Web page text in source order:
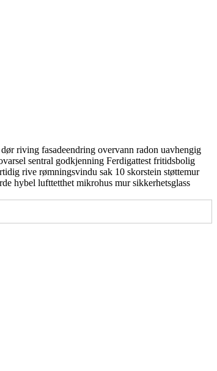
dørriving fasadeendring overvann radon uavhengig
sentral godkjenning Ferdigattest fritidsbolig
rive rømningsvindu sak 10 skorstein støttemur
hybel lufttetthet mikrohus mursikkerhetsglass